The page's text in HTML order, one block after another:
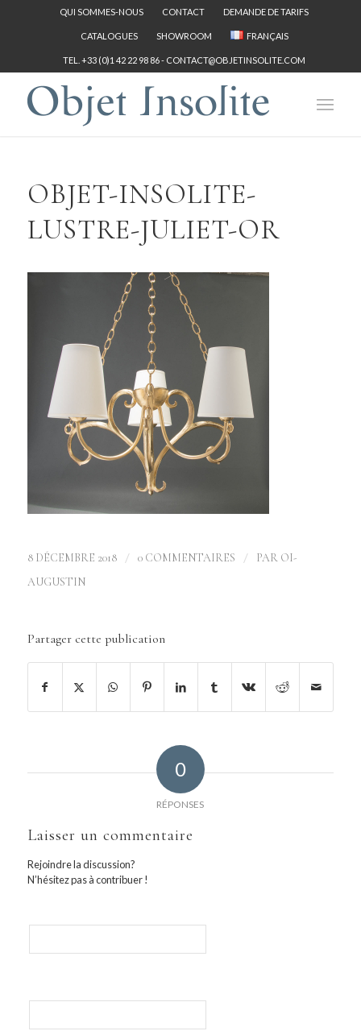
QUI SOMMES-NOUS CONTACT DEMANDE DE TARIFS
CATALOGUES SHOWROOM FRANÇAIS
TEL. +33 (0)1 42 22 98 86 - CONTACT@OBJETINSOLITE.COM
OBJET-INSOLITE-
LUSTRE-JULIET-OR
8 DÉCEMBRE 2018 / 0 COMMENTAIRES / PAR OI-
AUGUSTIN
Partager cette publication
0
RÉPONSES
Laisser un commentaire
Rejoindre la discussion?
N’hésitez pas à contribuer !